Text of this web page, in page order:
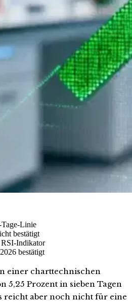
Linie
bestätigt
Indikator
bestätigt
einer charttechnischen
5,25 Prozent in sieben Tagen
reicht aber noch nicht für eine